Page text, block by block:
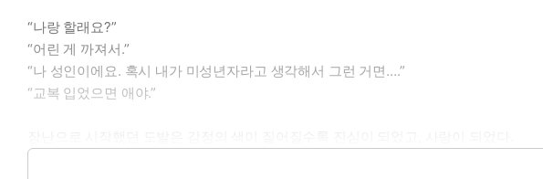
“나랑 할래요?”
“어린 게 까져서.”
“나 성인이에요. 혹시 내가 미성년자라고 생각해서 그런 거면….”
“교복 입었으면 애야.”